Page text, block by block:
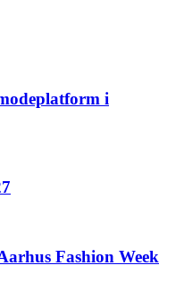
i
Fashion Week